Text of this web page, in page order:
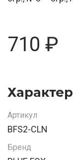
710 ₽
Артикул
BFS2-CLN
Бренд